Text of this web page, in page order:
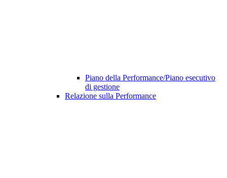
Piano della Performance/Piano esecutivo
di gestione
Relazione sulla Performance